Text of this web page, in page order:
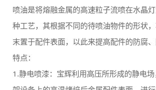
末置于配件表面，以此来提高配件的防腐、
特点：